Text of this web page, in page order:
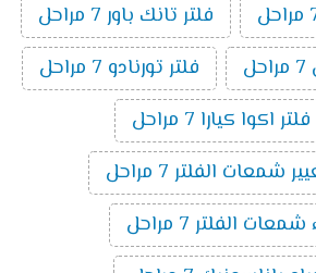
فلتر تانك باور 7 مراحل
فلتر تورنادو 7 مراحل
اكوا كيارا 7 مراحل
شمعات الفلتر 7 مراحل
الفلتر 7 مراحل